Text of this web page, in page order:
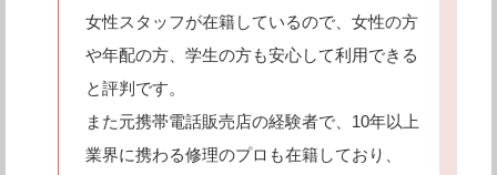
女性スタッフが在籍しているので、女性の方
や年配の方、学生の方も安心して利用できる
と評判です。
また元携帯電話販売店の経験者で、10年以上
業界に携わる修理のプロも在籍しており、